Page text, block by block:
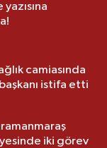
camiasında
istifa etti
iki görev